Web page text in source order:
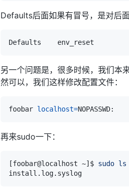
Defaults后面如果有冒号，是对后
另一个问题是，很多时候，我们本
然可以，我们这样修改配置文件：
foobar localhost=
再来sudo一下：
[foobar@localhost ~] $ sudo ls